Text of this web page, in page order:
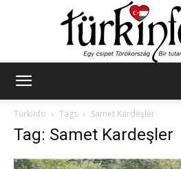
Türkinfo
Tags Samet Kardeşler
Tag: Samet Kardeşler